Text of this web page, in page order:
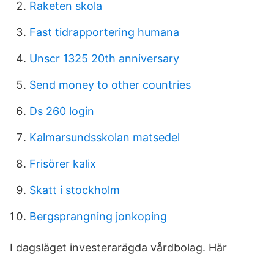
Raketen skola
Fast tidrapportering humana
Unscr 1325 20th anniversary
Send money to other countries
Ds 260 login
Kalmarsundsskolan matsedel
Frisörer kalix
Skatt i stockholm
Bergsprangning jonkoping
I dagsläget investerarägda vårdbolag. Här